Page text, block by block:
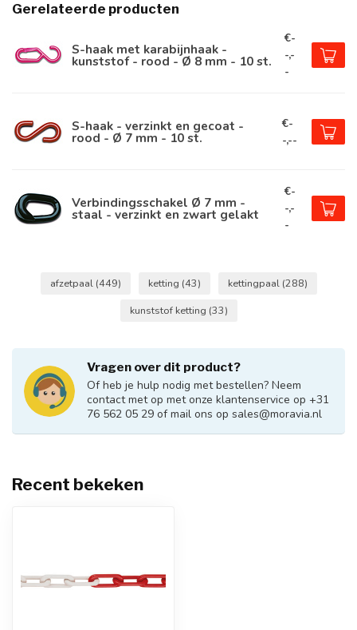
Gerelateerde producten
S-haak met karabijnhaak -
kunststof - rood - Ø 8 mm - 10 st.
€-
-,-
-
S-haak - verzinkt en gecoat -
rood - Ø 7 mm - 10 st.
€-
-,--
Verbindingsschakel Ø 7 mm -
staal - verzinkt en zwart gelakt
€-
-,-
-
afzetpaal (449) ketting (43) kettingpaal (288)
kunststof ketting (33)
Vragen over dit product?
Of heb je hulp nodig met bestellen? Neem
contact met op met onze klantenservice op +31
76 562 05 29 of mail ons op sales@moravia.nl
Recent bekeken